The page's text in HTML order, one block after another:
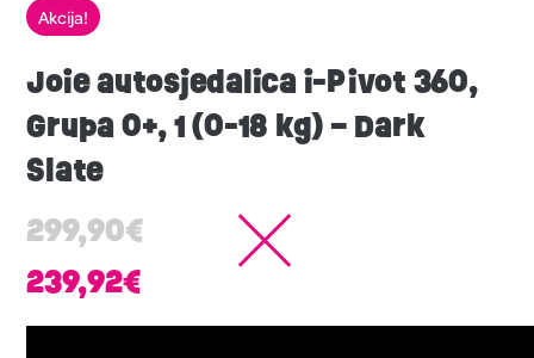
Akcija!
Joie autosjedalica i-Pivot 360,
Grupa 0+, 1 (0-18 kg) – Dark
Slate
299,90€
239,92€